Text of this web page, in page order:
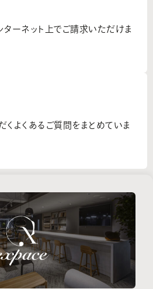
ーネット上でご請求いただけま
よくあるご質問をまとめていま